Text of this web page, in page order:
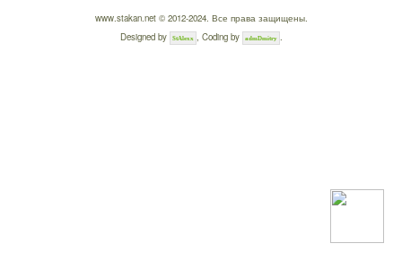
www.stakan.net © 2012-2024. Все права защищены.
Designed by
StAlexx , Coding by admDmitry